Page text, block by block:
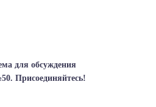
для обсуждения
Присоединяйтесь!